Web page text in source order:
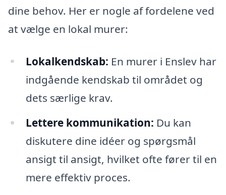
dine behov. Her er nogle af fordelene ved
at vælge en lokal murer:
Lokalkendskab: En murer i Enslev har
indgående kendskab til området og
dets særlige krav.
Lettere kommunikation: Du kan
diskutere dine idéer og spørgsmål
ansigt til ansigt, hvilket ofte fører til en
mere effektiv proces.